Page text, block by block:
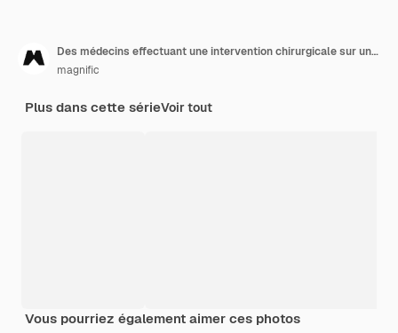
Des médecins effectuant une intervention chirurgicale sur un patient.
magnific
Plus dans cette sérieVoir tout
Vous pourriez également aimer ces photos